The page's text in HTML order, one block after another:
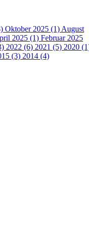
Oktober 2025 (1) August
2025 (1) Februar 2025
2022 (6) 2021 (5) 2020
(3) 2014 (4)